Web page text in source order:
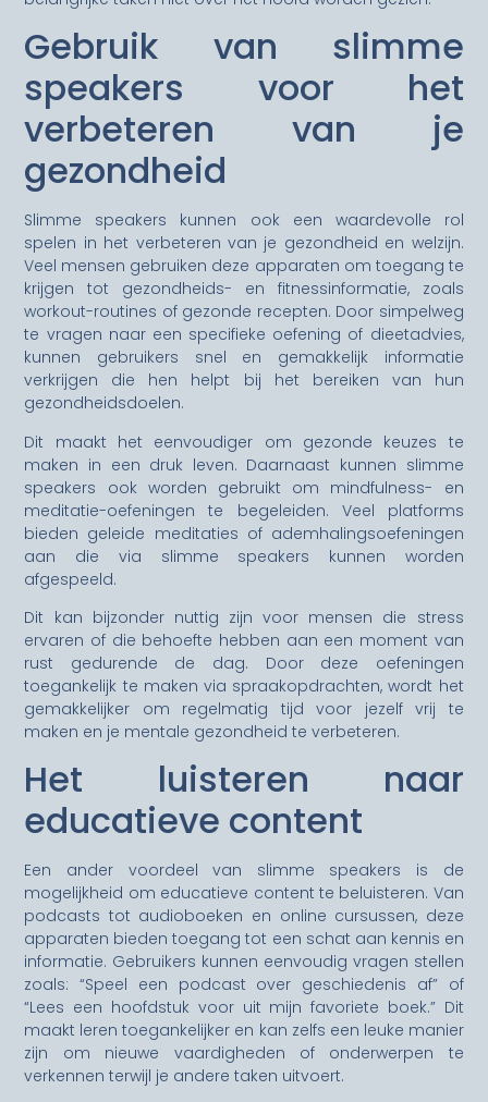
Gebruik van slimme
speakers voor het
verbeteren van je
gezondheid
Slimme speakers kunnen ook een waardevolle rol
spelen in het verbeteren van je gezondheid en welzijn.
Veel mensen gebruiken deze apparaten om toegang te
krijgen tot gezondheids- en fitnessinformatie, zoals
workout-routines of gezonde recepten. Door simpelweg
te vragen naar een specifieke oefening of dieetadvies,
kunnen gebruikers snel en gemakkelijk informatie
verkrijgen die hen helpt bij het bereiken van hun
gezondheidsdoelen.
Dit maakt het eenvoudiger om gezonde keuzes te
maken in een druk leven. Daarnaast kunnen slimme
speakers ook worden gebruikt om mindfulness- en
meditatie-oefeningen te begeleiden. Veel platforms
bieden geleide meditaties of ademhalingsoefeningen
aan die via slimme speakers kunnen worden
afgespeeld.
Dit kan bijzonder nuttig zijn voor mensen die stress
ervaren of die behoefte hebben aan een moment van
rust gedurende de dag. Door deze oefeningen
toegankelijk te maken via spraakopdrachten, wordt het
gemakkelijker om regelmatig tijd voor jezelf vrij te
maken en je mentale gezondheid te verbeteren.
Het luisteren naar
educatieve content
Een ander voordeel van slimme speakers is de
mogelijkheid om educatieve content te beluisteren. Van
podcasts tot audioboeken en online cursussen, deze
apparaten bieden toegang tot een schat aan kennis en
informatie. Gebruikers kunnen eenvoudig vragen stellen
zoals: “Speel een podcast over geschiedenis af” of
“Lees een hoofdstuk voor uit mijn favoriete boek.” Dit
maakt leren toegankelijker en kan zelfs een leuke manier
zijn om nieuwe vaardigheden of onderwerpen te
verkennen terwijl je andere taken uitvoert.